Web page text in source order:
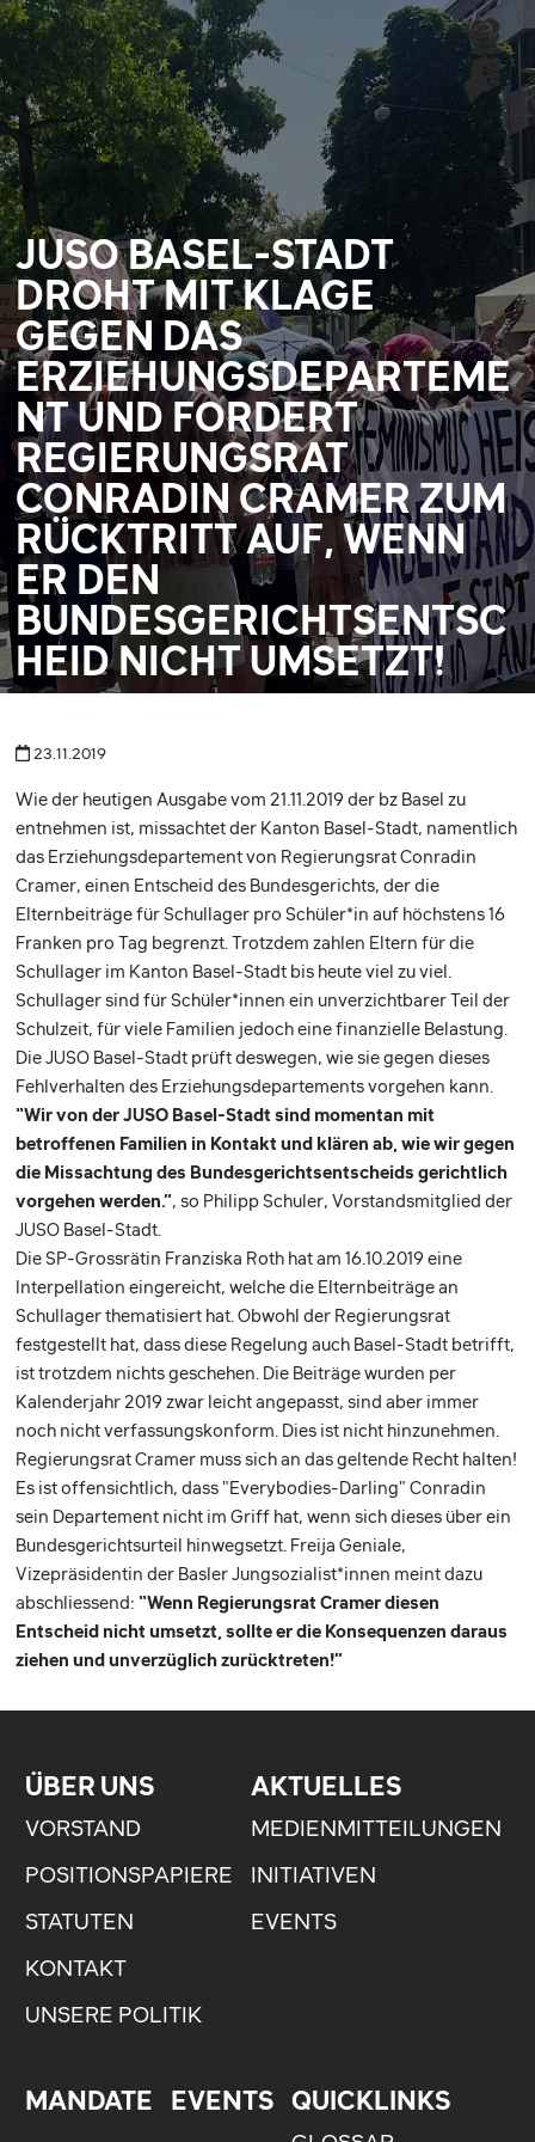
JUSO BASEL-STADT
DROHT MIT KLAGE
GEGEN DAS
ERZIEHUNGSDEPARTEME
NT UND FORDERT
REGIERUNGSRAT
CONRADIN CRAMER ZUM
RÜCKTRITT AUF, WENN
ER DEN
BUNDESGERICHTSENTSC
HEID NICHT UMSETZT!
23.11.2019
Wie der heutigen Ausgabe vom 21.11.2019 der bz Basel zu
entnehmen ist, missachtet der Kanton Basel-Stadt, namentlich
das Erziehungsdepartement von Regierungsrat Conradin
Cramer, einen Entscheid des Bundesgerichts, der die
Elternbeiträge für Schullager pro Schüler*in auf höchstens 16
Franken pro Tag begrenzt. Trotzdem zahlen Eltern für die
Schullager im Kanton Basel-Stadt bis heute viel zu viel.
Schullager sind für Schüler*innen ein unverzichtbarer Teil der
Schulzeit, für viele Familien jedoch eine finanzielle Belastung.
Die JUSO Basel-Stadt prüft deswegen, wie sie gegen dieses
Fehlverhalten des Erziehungsdepartements vorgehen kann.
“Wir von der JUSO Basel-Stadt sind momentan mit
betroffenen Familien in Kontakt und klären ab, wie wir gegen
die Missachtung des Bundesgerichtsentscheids gerichtlich
vorgehen werden.”, so Philipp Schuler, Vorstandsmitglied der
JUSO Basel-Stadt.
Die SP-Grossrätin Franziska Roth hat am 16.10.2019 eine
Interpellation eingereicht, welche die Elternbeiträge an
Schullager thematisiert hat. Obwohl der Regierungsrat
festgestellt hat, dass diese Regelung auch Basel-Stadt betrifft,
ist trotzdem nichts geschehen. Die Beiträge wurden per
Kalenderjahr 2019 zwar leicht angepasst, sind aber immer
noch nicht verfassungskonform. Dies ist nicht hinzunehmen.
Regierungsrat Cramer muss sich an das geltende Recht halten!
Es ist offensichtlich, dass "Everybodies-Darling" Conradin
sein Departement nicht im Griff hat, wenn sich dieses über ein
Bundesgerichtsurteil hinwegsetzt. Freija Geniale,
Vizepräsidentin der Basler Jungsozialist*innen meint dazu
abschliessend:“Wenn Regierungsrat Cramer diesen
Entscheid nicht umsetzt, sollte er die Konsequenzen daraus
ziehen und unverzüglich zurücktreten!”
ÜBER UNS
VORSTAND
POSITIONSPAPIERE
STATUTEN
KONTAKT
UNSERE POLITIK
AKTUELLES
MEDIENMITTEILUNGEN
INITIATIVEN
EVENTS
MANDATE EVENTS QUICKLINKS